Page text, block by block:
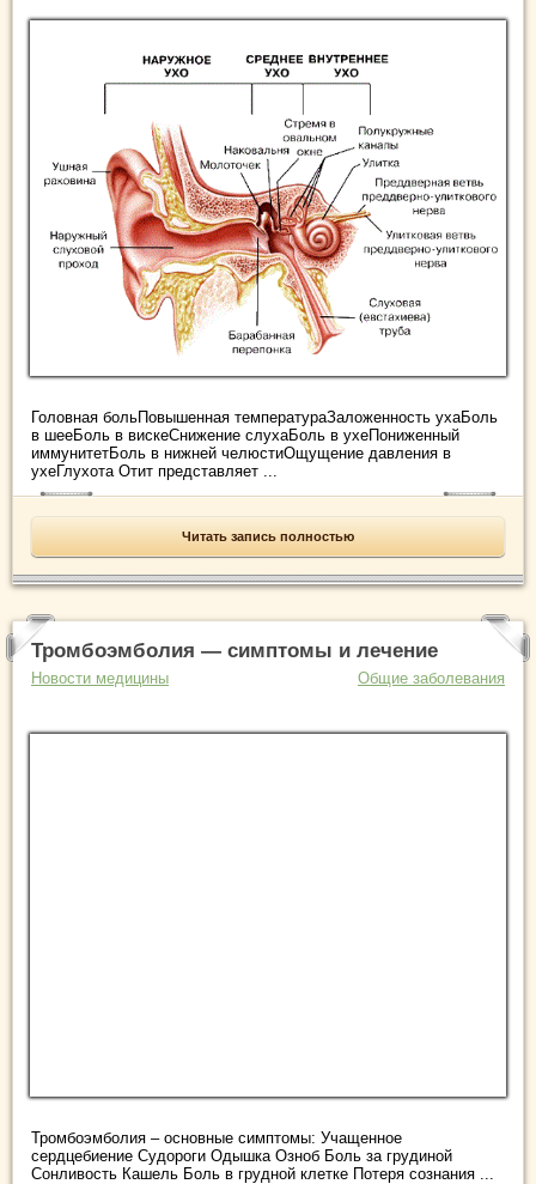
Головная больПовышенная температураЗаложенность ухаБоль
в шееБоль в вискеСнижение слухаБоль в ухеПониженный
иммунитетБоль в нижней челюстиОщущение давления в
ухеГлухота Отит представляет ...
Читать запись полностью
Тромбоэмболия — симптомы и лечение
Новости медицины Общие заболевания
Тромбоэмболия – основные симптомы: Учащенное
сердцебиение Судороги Одышка Озноб Боль за грудиной
Сонливость Кашель Боль в грудной клетке Потеря сознания ...